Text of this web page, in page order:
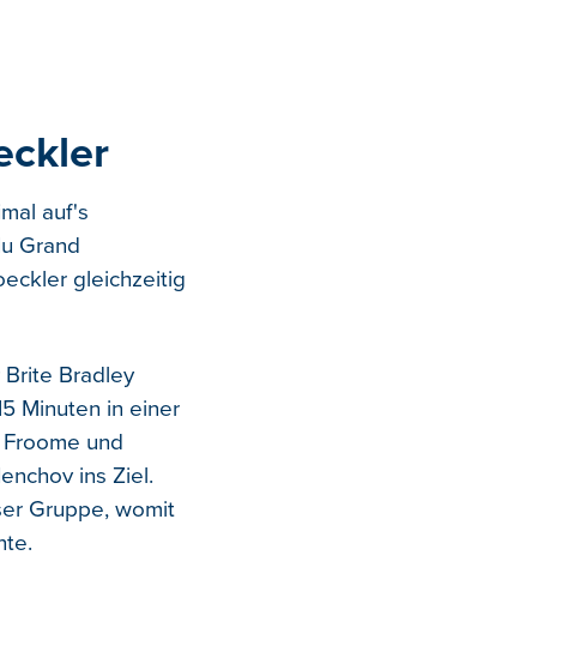
auf's
Grand
gleichzeitig
Bradley
Minuten in einer
und
ins Ziel.
Gruppe, womit